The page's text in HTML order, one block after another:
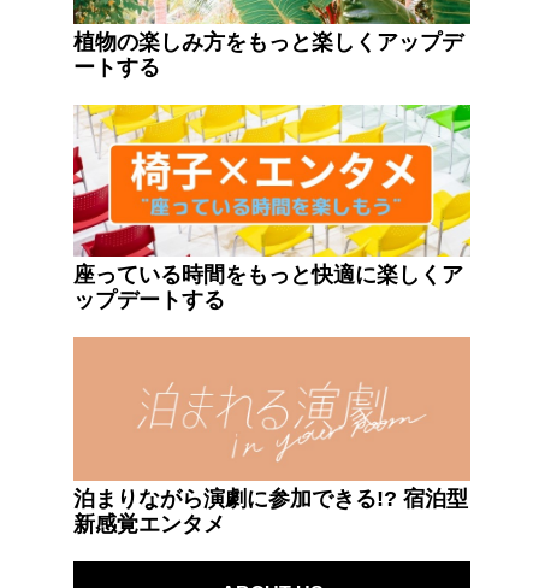
植物の楽しみ方をもっと楽しくアップデ
ートする
座っている時間をもっと快適に楽しくア
ップデートする
泊まりながら演劇に参加できる!? 宿泊型
新感覚エンタメ